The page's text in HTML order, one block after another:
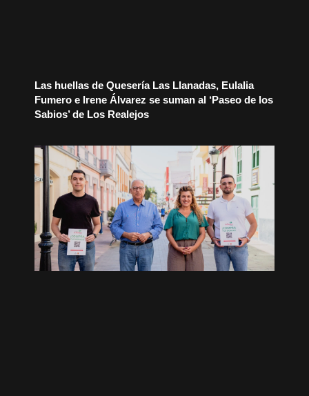
Las huellas de Quesería Las Llanadas, Eulalia
Fumero e Irene Álvarez se suman al ‘Paseo de los
Sabios’ de Los Realejos